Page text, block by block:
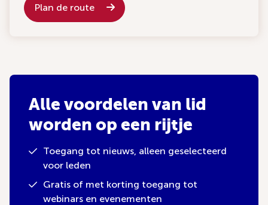
Plan de route
Alle voordelen van lid
worden op een rijtje
Toegang tot nieuws, alleen geselecteerd
voor leden
Gratis of met korting toegang tot
webinars en evenementen